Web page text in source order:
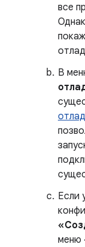
все
В
Если
меню